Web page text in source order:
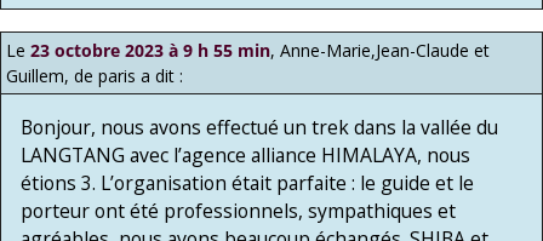
Le 23 octobre 2023 à 9 h 55 min, Anne-Marie,Jean-Claude et
Guillem, de paris a dit :
Bonjour, nous avons effectué un trek dans la vallée du
LANGTANG avec l’agence alliance HIMALAYA, nous
étions 3. L’organisation était parfaite : le guide et le
porteur ont été professionnels, sympathiques et